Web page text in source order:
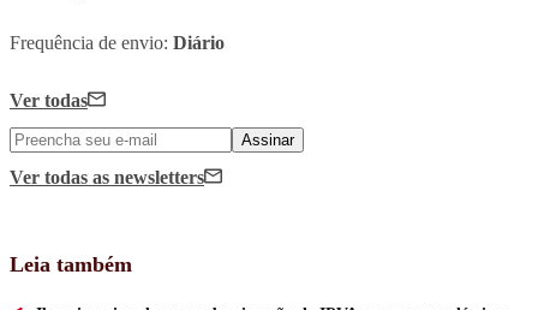
Frequência de envio: Diário
Ver todas
Assinar
Ver todas as newsletters
Leia também